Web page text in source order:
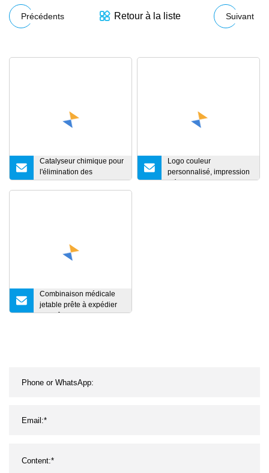
Précédents Retour à la liste Suivant
Catalyseur chimique pour
l'élimination des
chlorures, agent de
Logo couleur
personnalisé, impression
d'écran en soie, tissu de
Combinaison médicale
jetable prête à expédier
des vêtements de